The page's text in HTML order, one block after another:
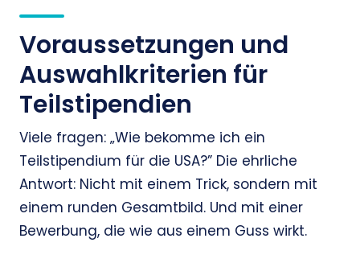
Voraussetzungen und
Auswahlkriterien für
Teilstipendien
Viele fragen: „Wie bekomme ich ein
Teilstipendium für die USA?” Die ehrliche
Antwort: Nicht mit einem Trick, sondern mit
einem runden Gesamtbild. Und mit einer
Bewerbung, die wie aus einem Guss wirkt.